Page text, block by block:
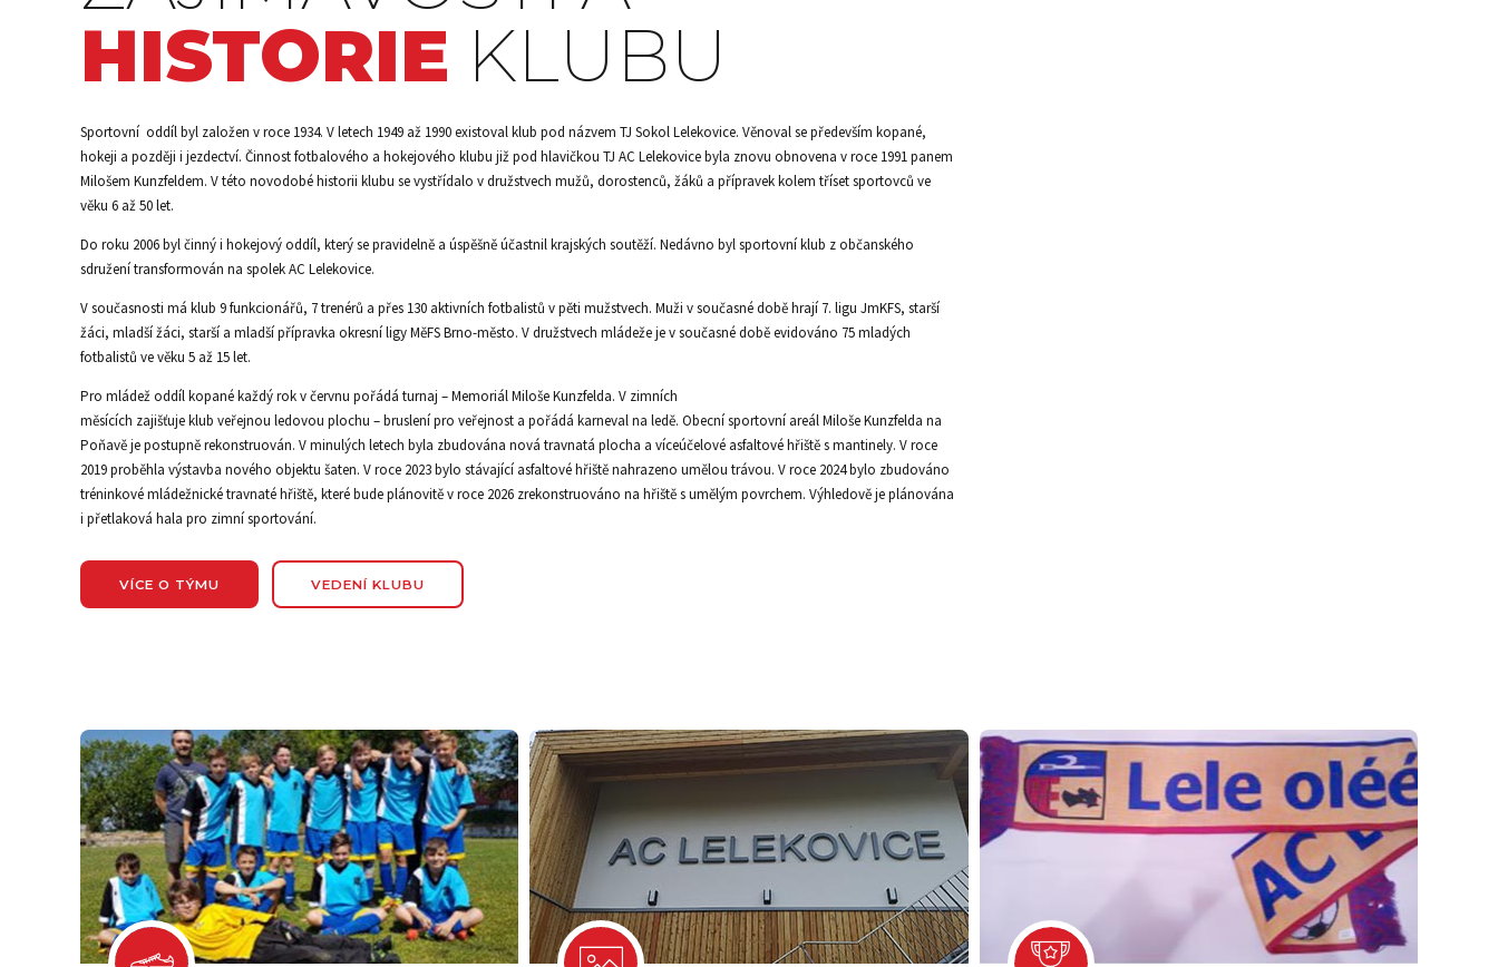
HISTORIE KLUBU
Sportovní oddíl byl založen v roce 1934. V letech 1949 až 1990 existoval klub pod názvem TJ Sokol Lelekovice. Věnoval se především kopané,
hokeji a později i jezdectví. Činnost fotbalového a hokejového klubu již pod hlavičkou TJ AC Lelekovice byla znovu obnovena v roce 1991 panem
Milošem Kunzfeldem. V této novodobé historii klubu se vystřídalo v družstvech mužů, dorostenců, žáků a přípravek kolem tříset sportovců ve
věku 6 až 50 let.
Do roku 2006 byl činný i hokejový oddíl, který se pravidelně a úspěšně účastnil krajských soutěží. Nedávno byl sportovní klub z občanského
sdružení transformován na spolek AC Lelekovice.
V současnosti má klub 9 funkcionářů, 7 trenérů a přes 130 aktivních fotbalistů v pěti mužstvech. Muži v současné době hrají 7. ligu JmKFS, starší
žáci, mladší žáci, starší a mladší přípravka okresní ligy MěFS Brno-město. V družstvech mládeže je v současné době evidováno 75 mladých
fotbalistů ve věku 5 až 15 let.
Pro mládež oddíl kopané každý rok v červnu pořádá turnaj – Memoriál Miloše Kunzfelda. V zimních
měsících zajišťuje klub veřejnou ledovou plochu – bruslení pro veřejnost a pořádá karneval na ledě. Obecní sportovní areál Miloše Kunzfelda na
Poňavě je postupně rekonstruován. V minulých letech byla zbudována nová travnatá plocha a víceúčelové asfaltové hřiště s mantinely. V roce
2019 proběhla výstavba nového objektu šaten. V roce 2023 bylo stávající asfaltové hřiště nahrazeno umělou trávou. V roce 2024 bylo zbudováno
tréninkové mládežnické travnaté hřiště, které bude plánovitě v roce 2026 zrekonstruováno na hřiště s umělým povrchem. Výhledově je plánována
i přetlaková hala pro zimní sportování.
VÍCE O TÝMU VEDENÍ KLUBU